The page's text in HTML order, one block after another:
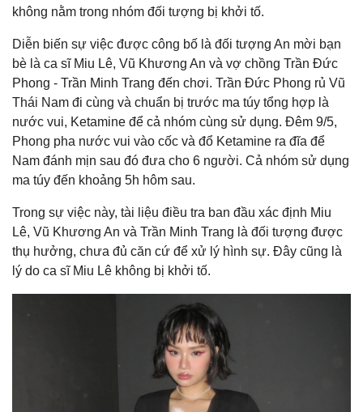
không nằm trong nhóm đối tượng bị khởi tố.
Diễn biến sự việc được công bố là đối tượng An mời bạn
bè là ca sĩ Miu Lê, Vũ Khương An và vợ chồng Trần Đức
Phong - Trần Minh Trang đến chơi. Trần Đức Phong rủ Vũ
Thái Nam đi cùng và chuẩn bị trước ma túy tổng hợp là
nước vui, Ketamine để cả nhóm cùng sử dụng. Đêm 9/5,
Phong pha nước vui vào cốc và đổ Ketamine ra đĩa để
Nam đánh mịn sau đó đưa cho 6 người. Cả nhóm sử dụng
ma túy đến khoảng 5h hôm sau.
Trong sự việc này, tài liệu điều tra ban đầu xác định Miu
Lê, Vũ Khương An và Trần Minh Trang là đối tượng được
thụ hưởng, chưa đủ căn cứ để xử lý hình sự. Đây cũng là
lý do ca sĩ Miu Lê không bị khởi tố.